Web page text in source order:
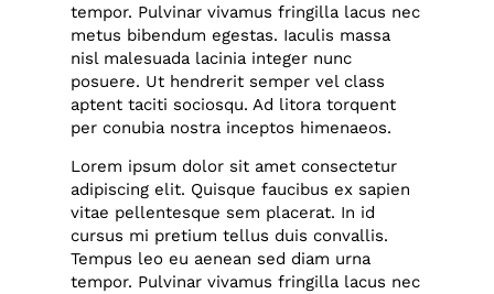
tempor. Pulvinar vivamus fringilla lacus nec
metus bibendum egestas. Iaculis massa
nisl malesuada lacinia integer nunc
posuere. Ut hendrerit semper vel class
aptent taciti sociosqu. Ad litora torquent
per conubia nostra inceptos himenaeos.
Lorem ipsum dolor sit amet consectetur
adipiscing elit. Quisque faucibus ex sapien
vitae pellentesque sem placerat. In id
cursus mi pretium tellus duis convallis.
Tempus leo eu aenean sed diam urna
tempor. Pulvinar vivamus fringilla lacus nec